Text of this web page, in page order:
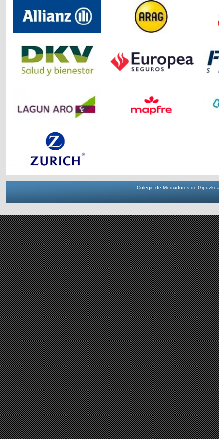
Colegio de Mediadores de